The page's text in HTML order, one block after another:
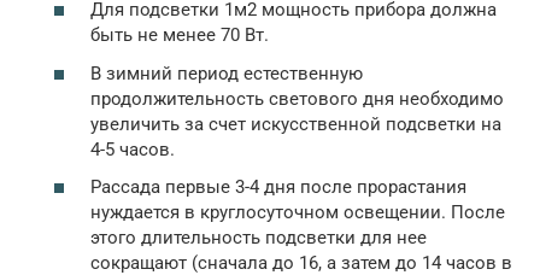
Для подсветки 1м2 мощность прибора должна
быть не менее 70 Вт.
В зимний период естественную
продолжительность светового дня необходимо
увеличить за счет искусственной подсветки на
4-5 часов.
Рассада первые 3-4 дня после прорастания
нуждается в круглосуточном освещении. После
этого длительность подсветки для нее
сокращают (сначала до 16, а затем до 14 часов в